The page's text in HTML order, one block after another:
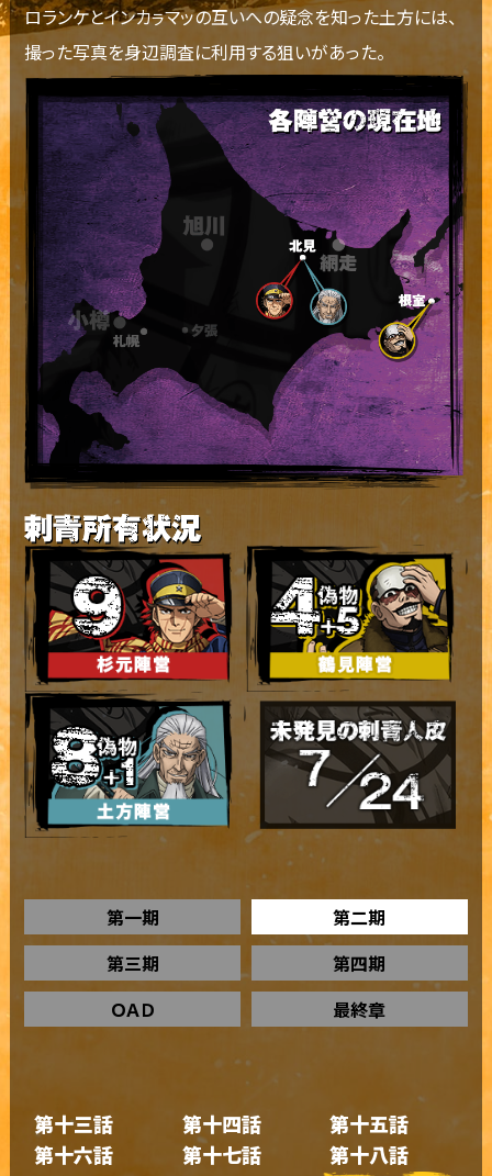
ロランケとインカㇻマッの互いへの疑念を知った土方には、
撮った写真を身辺調査に利用する狙いがあった。
第一期
第二期
第三期
第四期
ＯＡＤ
最終章
第十三話 第十四話
第十五話
第十六話
第十七話
第十八話